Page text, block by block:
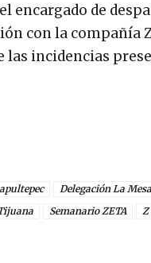
encargado de
con la compañía
las incidencias
Delegación La Mesa
Semanario ZETA Z